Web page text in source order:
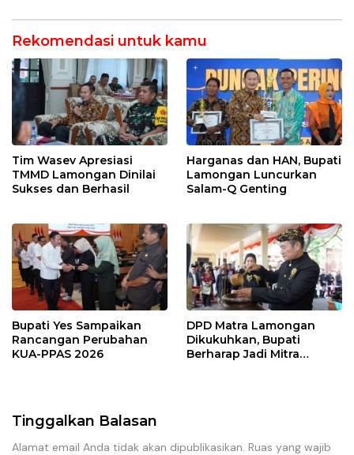
Rekomendasi untuk kamu
Tim Wasev Apresiasi
TMMD Lamongan Dinilai
Sukses dan Berhasil
Harganas dan HAN, Bupati
Lamongan Luncurkan
Salam-Q Genting
Bupati Yes Sampaikan
Rancangan Perubahan
KUA-PPAS 2026
DPD Matra Lamongan
Dikukuhkan, Bupati
Berharap Jadi Mitra
Tinggalkan Balasan
Alamat email Anda tidak akan dipublikasikan. Ruas yang wajib